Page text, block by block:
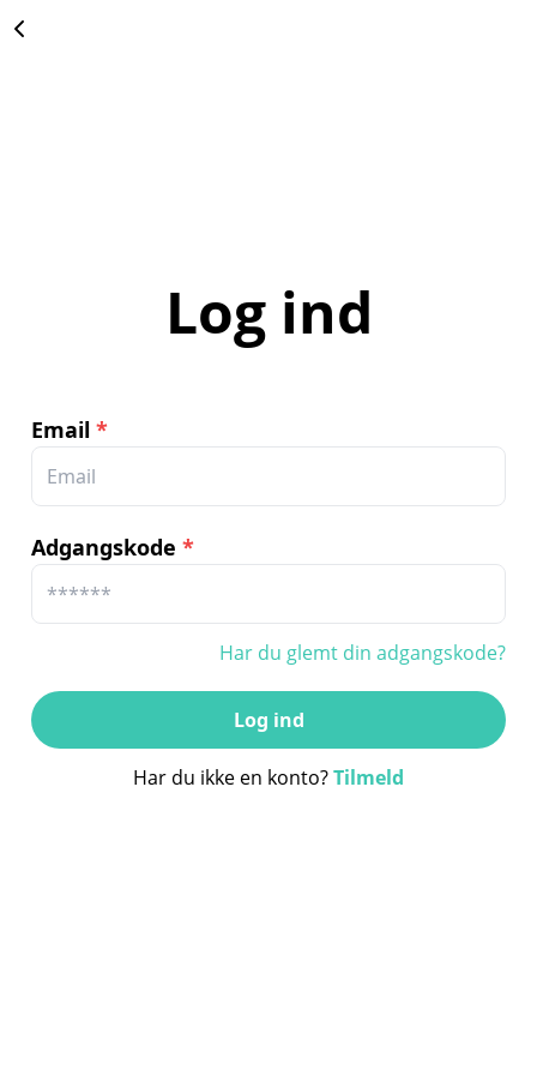
Log ind
Email *
Adgangskode *
Har du glemt din adgangskode?
Log ind
Har du ikke en konto?Tilmeld